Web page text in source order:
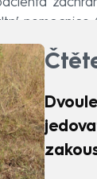
nemocnice